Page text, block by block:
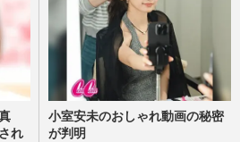
れ
小室安未のおしゃれ動画の秘密
が判明